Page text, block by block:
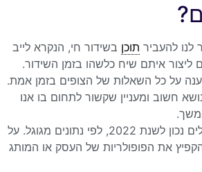
להעביר תוכן בשידור חי, הנקרא לייב
ליצור איתם שיח כלשהו בזמן השידור.
נענה על כל השאלות של הצופים בזמן אמת.
חשוב ומעניין שקשור לתחום בו אנו
כל העולם היום משתמש באינסטגרם. למעשה, כ- 1,130 מיליון(!) משתמשים פעילים נכון לשנת 2022, לפי נתונים מגוגל. על
את הפופולריות של העסק או המותג